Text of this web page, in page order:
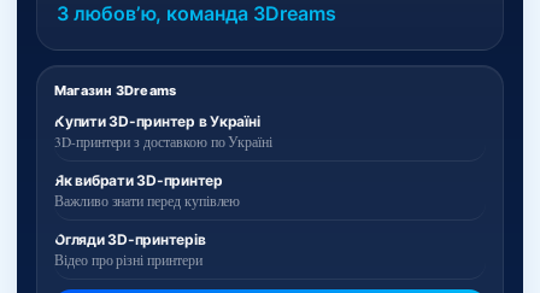
Магазин 3Dreams
Купити 3D-принтер в Україні
3D-принтери з доставкою по Україні
Як вибрати 3D-принтер
Важливо знати перед купівлею
Огляди 3D-принтерів
Відео про різні принтери
З любовʼю, команда 3Dreams